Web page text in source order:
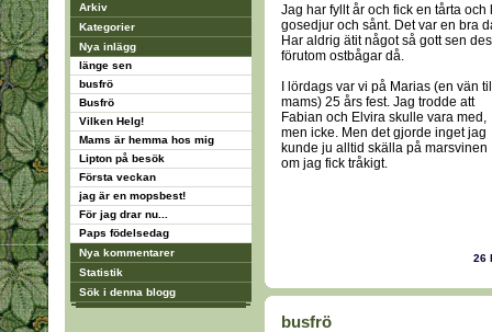
Arkiv
Kategorier
Nya inlägg
länge sen
busfrö
Busfrö
Vilken Helg!
Mams är hemma hos mig
Lipton på besök
Första veckan
jag är en mopsbest!
För jag drar nu...
Paps födelsedag
Nya kommentarer
Statistik
Sök i denna blogg
Jag har fyllt år och fick en tårta och
gosedjur och sånt. Det var en bra
Har aldrig ätit något så gott sen
förutom ostbågar då.
I lördags var vi på Marias (en vän
mams) 25 års fest. Jag trodde att
Fabian och Elvira skulle vara med,
men icke. Men det gjorde inget jag
kunde ju alltid skälla på marsvinen
om jag fick tråkigt.
26
busfrö